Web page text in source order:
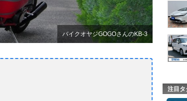
バイクオヤジGOGOさんのKB-3
注目タ